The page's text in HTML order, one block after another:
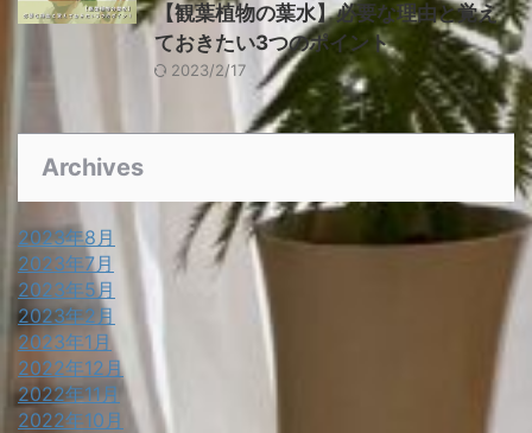
【観葉植物の葉水】必要な理由と覚え
ておきたい3つのポイント
2023/2/17
Archives
2023年8月
2023年7月
2023年5月
2023年2月
2023年1月
2022年12月
2022年11月
2022年10月